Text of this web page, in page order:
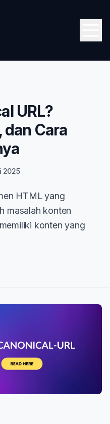
URL?
dan Cara
2025
HTML yang
masalah konten
konten yang